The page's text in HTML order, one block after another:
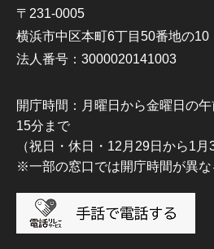
〒231-0005
横浜市中区本町6丁目50番地の10
法人番号：3000020141003
開庁時間：月曜日から金曜日の
15分まで
（祝日・休日・12月29日から1月
※一部の窓口では開庁時間が異